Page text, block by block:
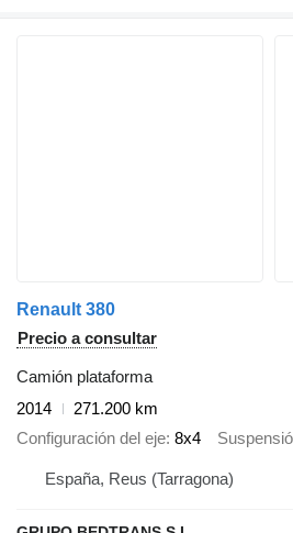
Renault 380
Precio a consultar
Camión plataforma
2014
271.200 km
Configuración del eje 8x4
España, Reus (Tarragona)